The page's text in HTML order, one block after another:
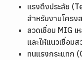
แรงดึงประลัย
สำหรับงานโคร
ลวดเชื่อม MIG
และให้แนวเชื่อม
ทนแรงกระแทก